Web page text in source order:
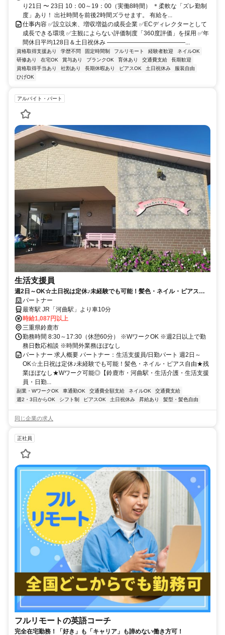
り21日 〜 23日 10：00～19：00（実働8時間） ＊柔軟な「ズレ勤制
度」あり！ 出社時間を前後2時間ズラせます。 有給を...
仕事内容 ✅設立以来、増収増益の成長企業 ✅ECディレクターとして
成長できる環境 ✅主観によらない評価制度「360度評価」を採用 ✅年
間休日平均128日＆土日祝休み ―――――――――――――...
資格取得支援あり 学歴不問 固定時間制 フルリモート 経験者歓迎
ネイルOK
研修あり
在宅OK 賞与あり ブランクOK 育休あり 交通費支給
長期歓迎
資格取得手当あり
社割あり 長期休暇あり ピアスOK 土日祝休み
服装自由
ひげOK
アルバイト・パート
生活支援員
週2日～OK☆土日祝は定休♪未経験でも可能！髪色・ネイル・ピアス自
由★残業ほぼなし★Wワーク可能◎【鈴鹿市・河曲駅・生活介護・生活
支援員・日勤パート】
パートナー
最寄駅 JR「河曲駅」より車10分
時給1,087円以上
三重県鈴鹿市
勤務時間 8:30～17:30（休憩60分） ※WワークOK ※週2日以上で勤
務日数応相談 ※時間外業務ほぼなし
パートナー 求人概要 パートナー：生活支援員/日勤パート 週2日～
OK☆土日祝は定休♪未経験でも可能！髪色・ネイル・ピアス自由★残
業ほぼなし★Wワーク可能◎【鈴鹿市・河曲駅・生活介護・生活支援
員・日勤...
副業・WワークOK 車通勤OK 交通費全額支給 ネイルOK
交通費支給
週2・3日からOK
シフト制 ピアスOK 土日祝休み 昇給あり 髪型・髪色自由
同じ企業の求人
正社員
フルリモートの英語コーチ
完全在宅勤務！「好き」も「キャリア」も諦めない働き方可！